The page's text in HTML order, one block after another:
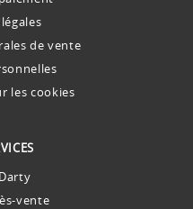
de vente
les cookies
vente